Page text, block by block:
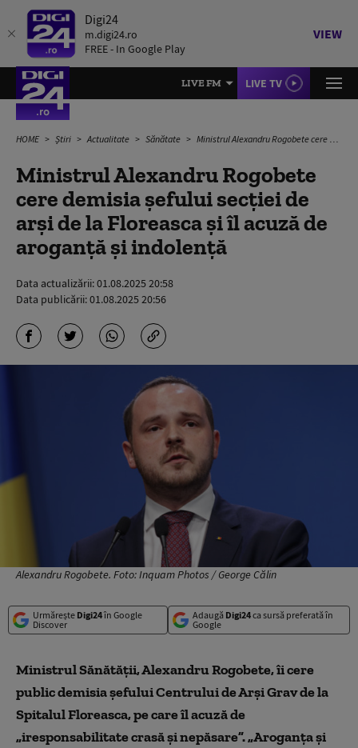
Digi24
m.digi24.ro
FREE - In Google Play
VIEW
LIVE FM LIVE TV
HOME Știri Actualitate Sănătate Ministrul Alexandru Rogobete cere demisia şefului secției de arși de la Floreasca și îl acuză de aroganţă şi indolenţă
Ministrul Alexandru Rogobete
cere demisia şefului secției de
arși de la Floreasca și îl acuză de
aroganţă şi indolenţă
Data actualizării:01.08.2025 20:58
Data publicării:01.08.2025 20:56
Alexandru Rogobete. Foto: Inquam Photos / George Călin
Urmărește Digi24în Google
Discover
Adaugă Digi24ca sursă preferată în
Google
Ministrul Sănătăţii, Alexandru Rogobete, îi cere
public demisia şefului Centrului de Arşi Grav de la
Spitalul Floreasca, pe care îl acuză de
„iresponsabilitate crasă şi nepăsare”. „Aroganţa şi